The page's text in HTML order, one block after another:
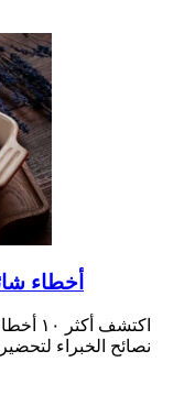
10 أخطاء
نصائح الخبراء